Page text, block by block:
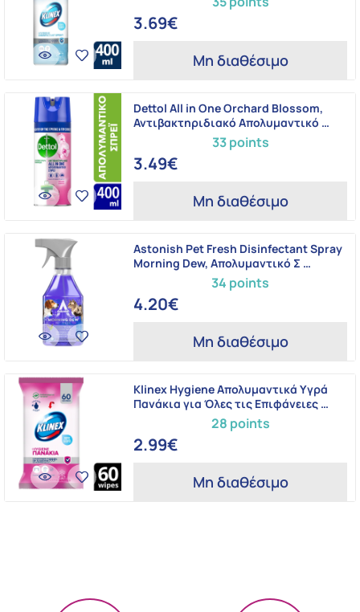
3.69€
Μη διαθέσιμο
33 points
Dettol All in One Orchard Blossom,
Αντιβακτηριδιακό Απολυμαντικό …
3.49€
Μη διαθέσιμο
34 points
Astonish Pet Fresh Disinfectant Spray
Morning Dew, Απολυμαντικό Σ …
4.20€
Μη διαθέσιμο
28 points
Klinex Hygiene Απολυμαντικά Υγρά
Πανάκια για Όλες τις Επιφάνειες …
2.99€
Μη διαθέσιμο